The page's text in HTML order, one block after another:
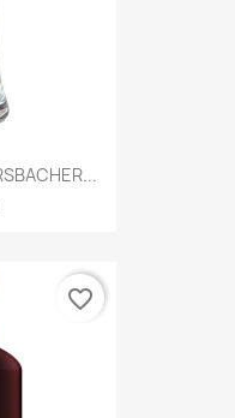
favorite_border